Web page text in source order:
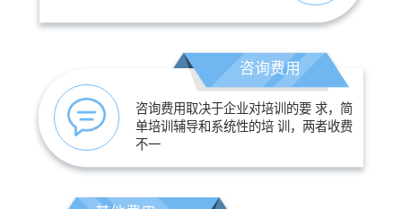
咨询费用
咨询费用取决于企业对培训的要 求，简
单培训辅导和系统性的培 训，两者收费
不一